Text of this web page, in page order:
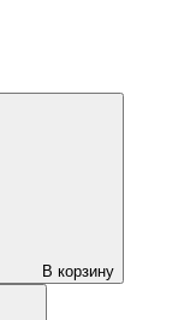
В корзину